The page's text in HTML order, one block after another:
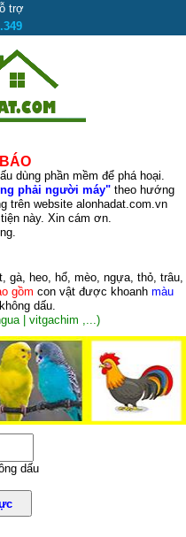
trợ
dùng phần mềm để phá hoại.
phải người máy"theo hướng
trên website alonhadat.com.vn
này. Xin cám ơn.
gà, heo, hổ, mèo, ngựa, thỏ, trâu,
gồm con vật được khoanh màu
dấu.
| vitgachim ,...)
dấu